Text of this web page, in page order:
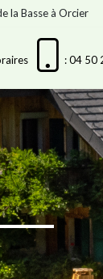
la Basse à Orcier
: 04 50